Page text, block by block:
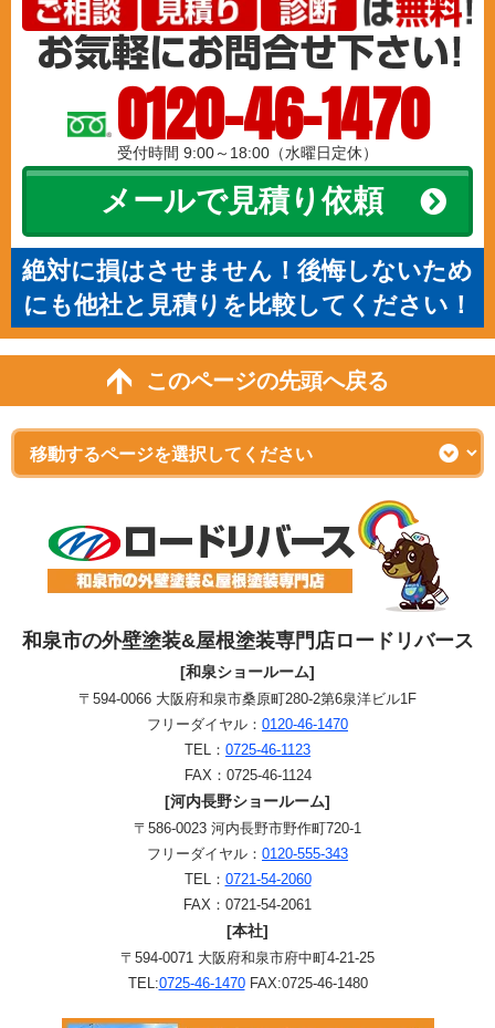
0120-46-1470
受付時間 9:00～18:00（水曜日定休）
メールで見積り依頼
絶対に損はさせません！後悔しないため
にも他社と見積りを比較してください！
このページの先頭へ戻る
和泉市の外壁塗装&屋根塗装専門店ロードリバース
[和泉ショールーム]
〒594-0066 大阪府和泉市桑原町280-2第6泉洋ビル1F
フリーダイヤル： 0120-46-1470
TEL： 0725-46-1123
FAX：0725-46-1124
[河内長野ショールーム]
〒586-0023 河内長野市野作町720-1
フリーダイヤル： 0120-555-343
TEL： 0721-54-2060
FAX：0721-54-2061
[本社]
〒594-0071 大阪府和泉市府中町4-21-25
TEL:0725-46-1470FAX:0725-46-1480